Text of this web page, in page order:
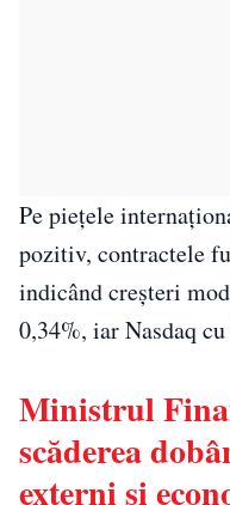
Pe piețele
pozitiv, contractele
indicând creșteri
0,34%, iar Nasdaq
Ministrul
scăderea
externi și